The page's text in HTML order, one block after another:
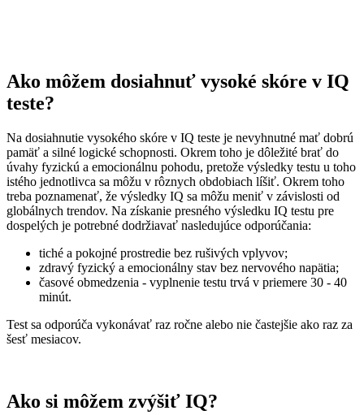
Ako môžem dosiahnuť vysoké skóre v IQ
teste?
Na dosiahnutie vysokého skóre v IQ teste je nevyhnutné mať dobrú
pamäť a silné logické schopnosti. Okrem toho je dôležité brať do
úvahy fyzickú a emocionálnu pohodu, pretože výsledky testu u toho
istého jednotlivca sa môžu v rôznych obdobiach líšiť. Okrem toho
treba poznamenať, že výsledky IQ sa môžu meniť v závislosti od
globálnych trendov. Na získanie presného výsledku IQ testu pre
dospelých je potrebné dodržiavať nasledujúce odporúčania:
tiché a pokojné prostredie bez rušivých vplyvov;
zdravý fyzický a emocionálny stav bez nervového napätia;
časové obmedzenia - vyplnenie testu trvá v priemere 30 - 40
minút.
Test sa odporúča vykonávať raz ročne alebo nie častejšie ako raz za
šesť mesiacov.
Ako si môžem zvýšiť IQ?